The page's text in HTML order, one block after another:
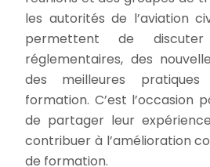
les autorités de l’aviation
permettent de
réglementaires, des
des meilleures
formation. C’est l’occasion
de partager leur
contribuer à l’amélioration
de formation.